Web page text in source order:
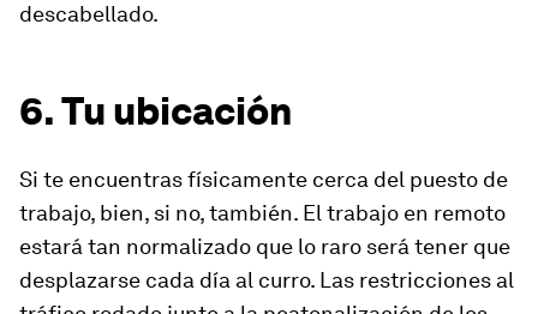
descabellado.
6. Tu ubicación
Si te encuentras físicamente cerca del puesto de
trabajo, bien, si no, también. El trabajo en remoto
estará tan normalizado que lo raro será tener que
desplazarse cada día al curro. Las restricciones al